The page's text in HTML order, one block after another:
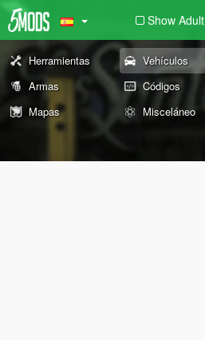
Show Adult
Herramientas Vehículos
Armas
Códigos
Mapas
Misceláneo